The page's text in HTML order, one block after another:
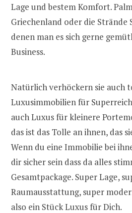
Lage und bestem Komfort.
Griechenland oder die Strände
denen man es sich gerne
Business.
Natürlich verhöckern sie auch
Luxusimmobilien für
auch Luxus für kleinere
das ist das Tolle an ihnen, das
Wenn du eine Immobilie bei
dir sicher sein dass da alles
Gesamtpackage. Super Lage,
Raumausstattung, super
also ein Stück Luxus für Dich.